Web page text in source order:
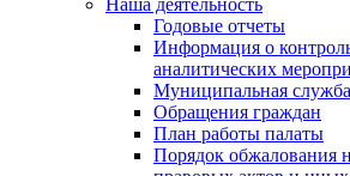
Наша деятельность
Годовые отчеты
Информация о
аналитических
Муниципальная служба
Обращения граждан
План работы палаты
Порядок обжалования